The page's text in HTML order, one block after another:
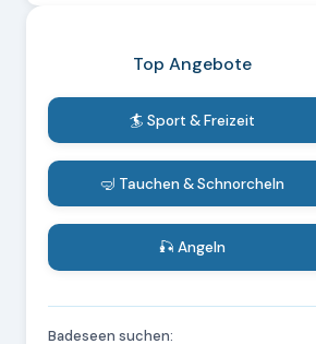
Top Angebote
🏄 Sport & Freizeit
🤿 Tauchen & Schnorcheln
🎣 Angeln
Badeseen suchen: